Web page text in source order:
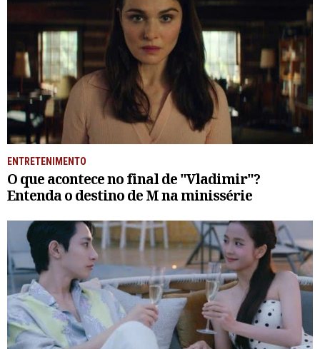
ENTRETENIMENTO
O que acontece no final de "Vladimir"?
Entenda o destino de M na minissérie